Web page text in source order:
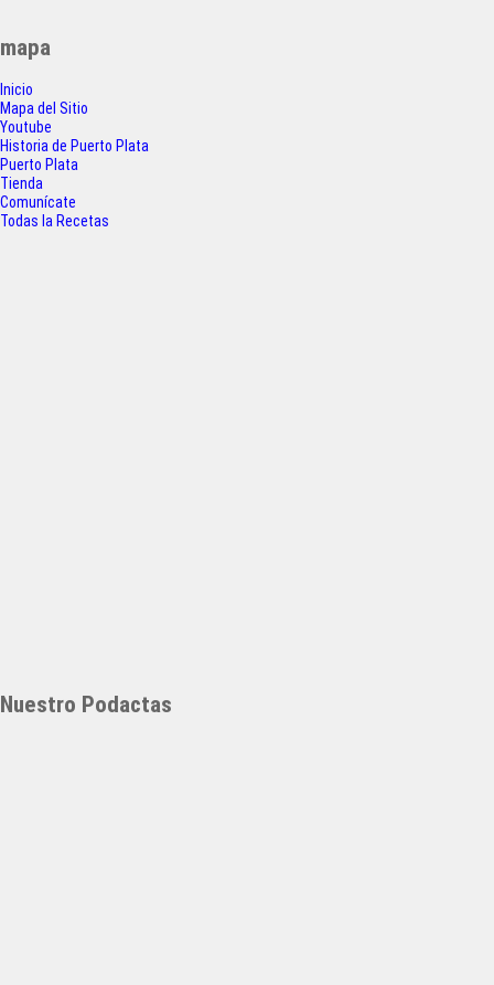
e
b
o
o
k
t
e
r
p
mapa
Inicio
Mapa del Sitio
Youtube
Historia de Puerto Plata
Puerto Plata
Tienda
Comunícate
Todas la Recetas
Nuestro Podactas